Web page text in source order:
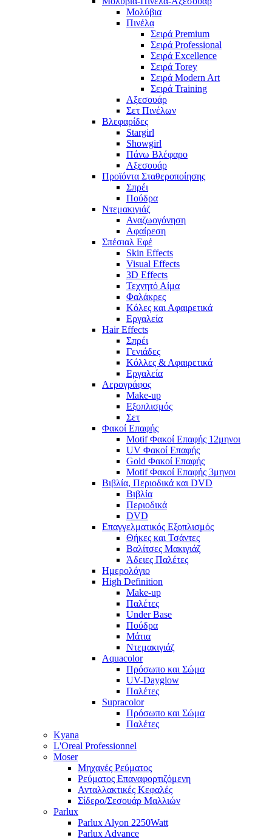
Μολύβια
Πινέλα
Σειρά Premium
Σειρά Professional
Σειρά Excellence
Σειρά Torey
Σειρά Modern Art
Σειρά Training
Αξεσουάρ
Σετ Πινέλων
Βλεφαρίδες
Stargirl
Showgirl
Πάνω Βλέφαρο
Αξεσουάρ
Προϊόντα Σταθεροποίησης
Σπρέι
Πούδρα
Ντεμακιγιάζ
Αναζωογόνηση
Αφαίρεση
Σπέσιαλ Εφέ
Skin Effects
Visual Effects
3D Effects
Τεχνητό Αίμα
Φαλάκρες
Κόλες και Αφαιρετικά
Εργαλεία
Hair Effects
Σπρέι
Γενιάδες
Κόλλες & Αφαιρετικά
Εργαλεία
Αερογράφος
Make-up
Εξοπλισμός
Σετ
Φακοί Επαφής
Motif Φακοί Επαφής 12μηνοι
UV Φακοί Επαφής
Gold Φακοί Επαφής
Motif Φακοί Επαφής 3μηνοι
Βιβλία, Περιοδικά και DVD
Βιβλία
Περιοδικά
DVD
Επαγγελματικός Εξοπλισμός
Θήκες και Τσάντες
Βαλίτσες Μακιγιάζ
Άδειες Παλέτες
Ημερολόγιο
High Definition
Make-up
Παλέτες
Under Base
Πούδρα
Μάτια
Ντεμακιγιάζ
Aquacolor
Πρόσωπο και Σώμα
UV-Dayglow
Παλέτες
Supracolor
Πρόσωπο και Σώμα
Παλέτες
Kyana
L'Oreal Professionnel
Moser
Μηχανές Ρεύματος
Ρεύματος Επαναφορτιζόμενη
Ανταλλακτικές Κεφαλές
Σίδερο/Σεσουάρ Μαλλιών
Parlux
Parlux Alyon 2250Watt
Parlux Advance